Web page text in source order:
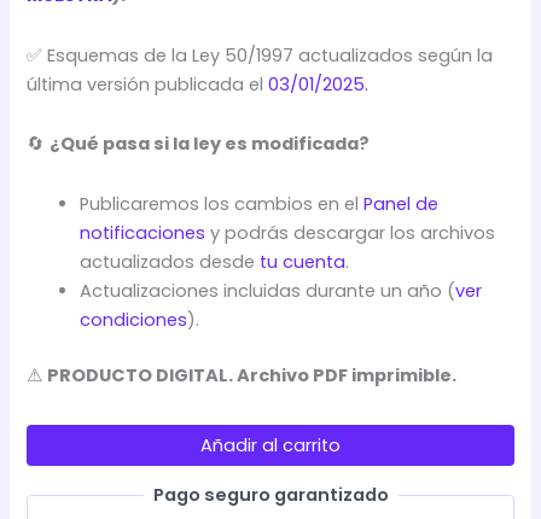
✅ Esquemas de la Ley 50/1997 actualizados según la
última versión publicada el03/01/2025.
🔄 ¿Qué pasa si la ley es modificada?
Publicaremos los cambios en elPanel de
notificaciones y podrás descargar los archivos
actualizados desde tu cuenta.
Actualizaciones incluidas durante un año (ver
condiciones).
⚠ PRODUCTO DIGITAL. Archivo PDF imprimible.
GOBIERNO
(LEY
Añadir al carrito
Pago seguro garantizado